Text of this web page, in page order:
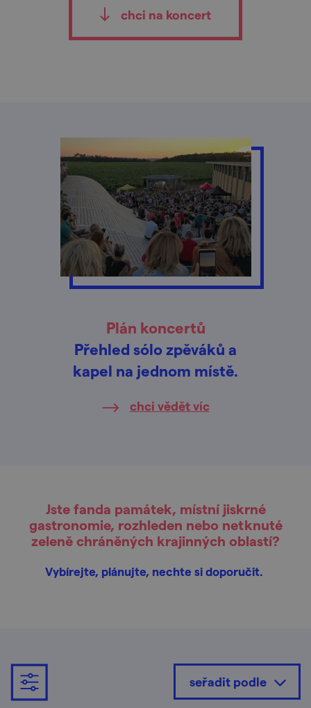
chci na koncert
Plán koncertů
Přehled sólo zpěváků a
kapel na jednom místě.
chci vědět víc
Jste fanda památek, místní jiskrné
gastronomie, rozhleden nebo netknuté
zeleně chráněných krajinných oblastí?
Vybírejte, plánujte, nechte si doporučit.
seřadit podle